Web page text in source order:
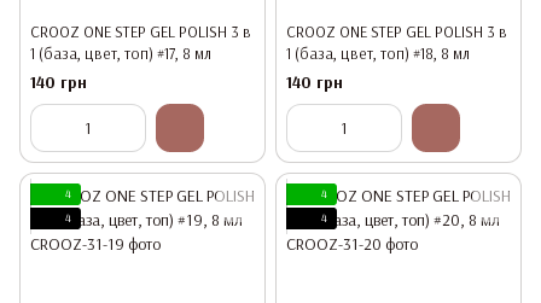
CROOZ ONE STEP GEL POLISH 3 в
1 (база, цвет, топ) #17, 8 мл
140 грн
CROOZ ONE STEP GEL POLISH 3 в
1 (база, цвет, топ) #18, 8 мл
140 грн
4
4
4
4